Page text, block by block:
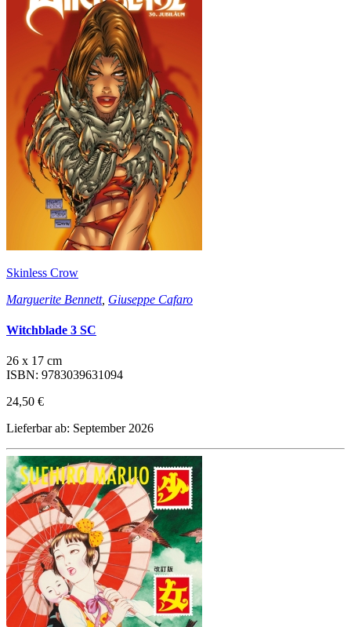
Skinless Crow
Marguerite Bennett, Giuseppe Cafaro
Witchblade 3 SC
26 x 17 cm
ISBN: 9783039631094
24,50 €
Lieferbar ab: September 2026